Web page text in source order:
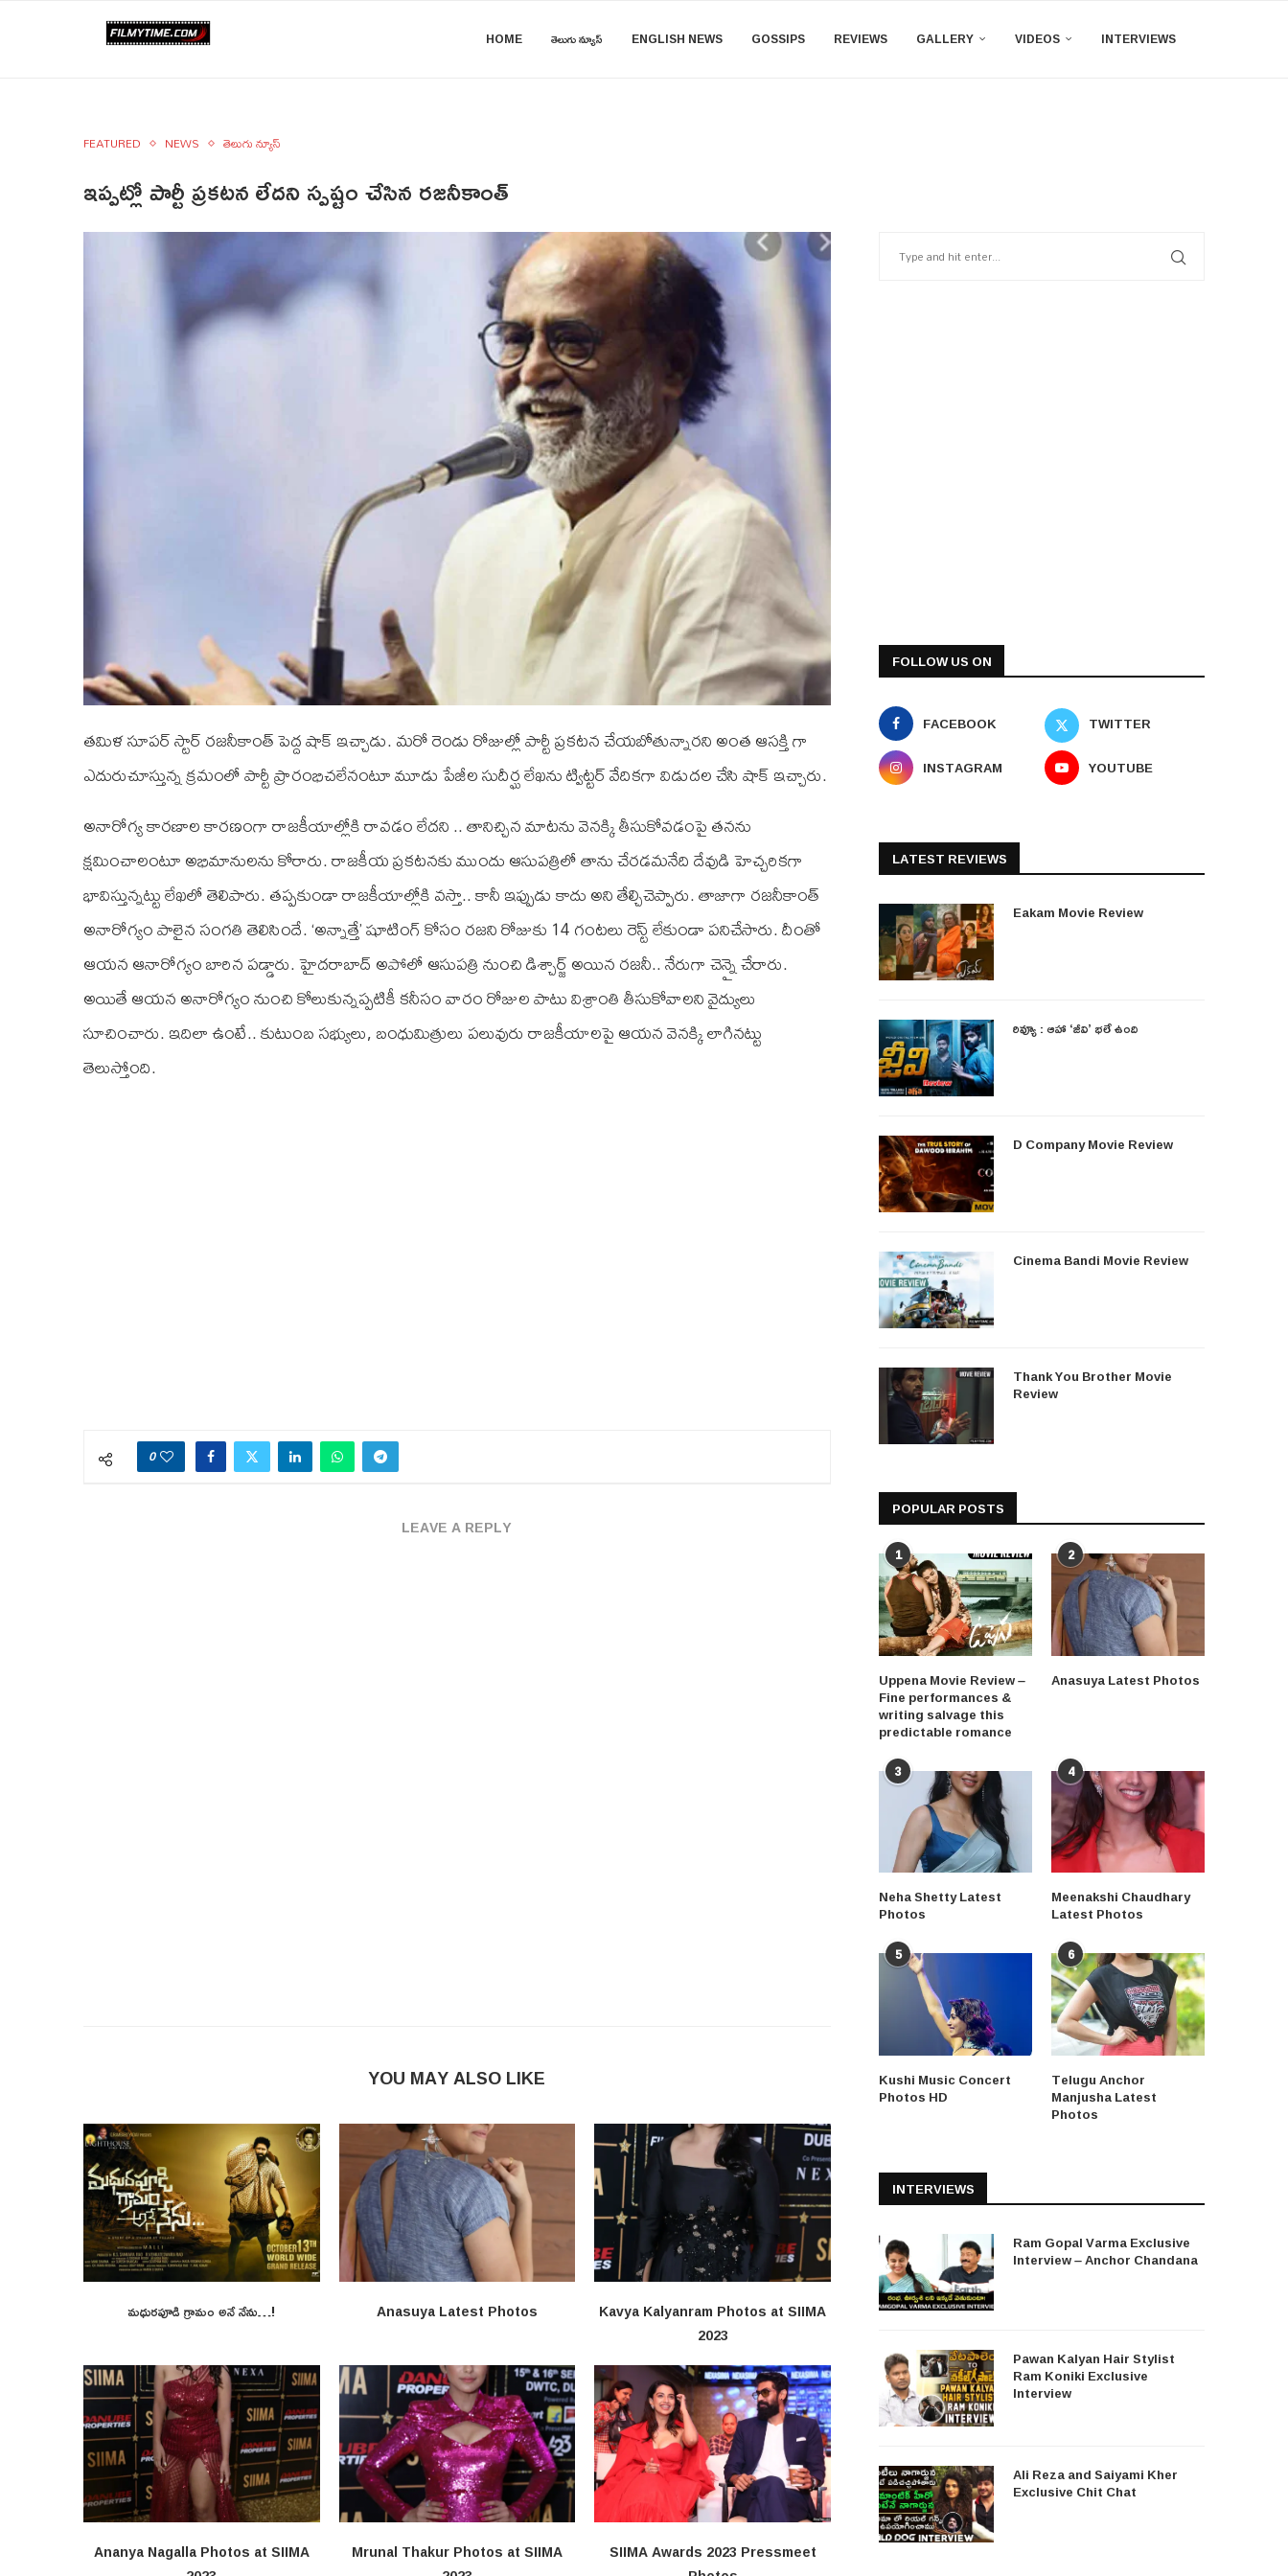
HOME తెలుగు న్యూస్ ENGLISH NEWS GOSSIPS REVIEWS GALLERY VIDEOS INTERVIEWS
FEATURED NEWS తెలుగు న్యూస్
ఇప్పట్లో పార్టీ ప్రకటన లేదని స్పష్టం చేసిన రజనీకాంత్
తమిళ సూపర్ స్టార్ రజనీకాంత్ పెద్ద షాక్ ఇచ్చాడు. మరో రెండు రోజుల్లో పార్టీ ప్రకటన చేయబోతున్నారని అంత ఆసక్తి గా
ఎదురుచూస్తున్న క్రమంలో పార్టీ ప్రారంభిచలేనంటూ మూడు పేజీల సుదీర్ఘ లేఖను ట్విట్టర్ వేదికగా విడుదల చేసి షాక్ ఇచ్చారు.
అనారోగ్య కారణాల కారణంగా రాజకీయాల్లోకి రావడం లేదని .. తానిచ్చిన మాటను వెనక్కి తీసుకోవడంపై తనను
క్షమించాలంటూ అభిమానులను కోరారు. రాజకీయ ప్రకటనకు ముందు ఆసుపత్రిలో తాను చేరడమనేది దేవుడి హెచ్చరికగా
భావిస్తున్నట్టు లేఖలో తెలిపారు. త‌ప్ప‌కుండా రాజ‌కీయాల్లోకి వ‌స్తా.. కానీ ఇప్పుడు కాదు అని తేల్చిచెప్పారు. తాజాగా రజనీకాంత్
అనారోగ్యం పాలైన సంగతి తెలిసిందే. ‘అన్నాత్తే’ షూటింగ్ కోసం రజని రోజుకు 14 గంటలు రెస్ట్ లేకుండా పనిచేసారు. దీంతో
ఆయన ఆనారోగ్యం బారిన పడ్డారు. హైదరాబాద్‌ అపోలో ఆసుపత్రి నుంచి డిశ్చార్జ్‌ అయిన రజనీ.. నేరుగా చెన్నై చేరారు.
అయితే ఆయన అనారోగ్యం నుంచి కోలుకున్నప్పటికీ కనీసం వారం రోజుల పాటు విశ్రాంతి తీసుకోవాలని వైద్యులు
సూచించారు. ఇదిలా ఉంటే.. కుటుంబ సభ్యులు, బంధుమిత్రులు పలువురు రాజకీయాలపై ఆయన వెనక్కి లాగినట్టు
తెలుస్తోంది.
0
LEAVE A REPLY
YOU MAY ALSO LIKE
మధురపూడి గ్రామం అనే నేను…! Anasuya Latest Photos
Kavya Kalyanram Photos at SIIMA
2023
Ananya Nagalla Photos at SIIMA
Mrunal Thakur Photos at SIIMA
SIIMA Awards 2023 Pressmeet
FOLLOW US ON
FACEBOOK
TWITTER
INSTAGRAM
YOUTUBE
LATEST REVIEWS
Eakam Movie Review
రివ్యూ : ఆహా ‘జీవి’ భలే ఉంది
D Company Movie Review
Cinema Bandi Movie Review
Thank You Brother Movie
Review
POPULAR POSTS
1
Uppena Movie Review –
Fine performances &
writing salvage this
predictable romance
2
Anasuya Latest Photos
3
Neha Shetty Latest
Photos
4
Meenakshi Chaudhary
Latest Photos
5
Kushi Music Concert
Photos HD
6
Telugu Anchor
Manjusha Latest
Photos
INTERVIEWS
Ram Gopal Varma Exclusive
Interview – Anchor Chandana
Pawan Kalyan Hair Stylist
Ram Koniki Exclusive
Interview
Ali Reza and Saiyami Kher
Exclusive Chit Chat